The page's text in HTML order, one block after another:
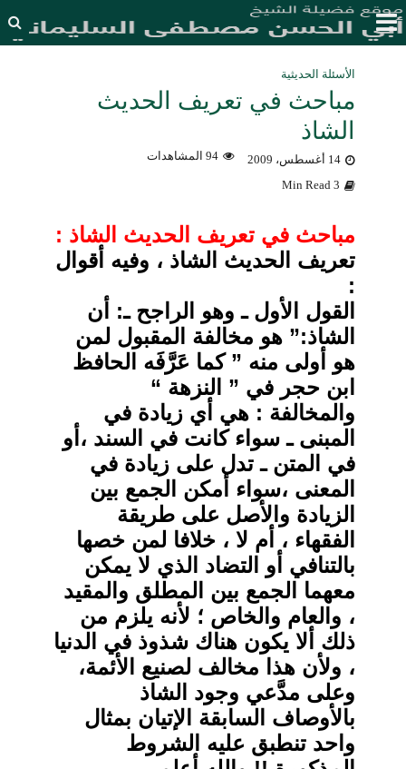
الأسئلة الحديثية
مباحث في تعريف الحديث
الشاذ
14 أغسطس، 2009 94 المشاهدات
3 Min Read
مباحث في تعريف الحديث الشاذ :
تعريف الحديث الشاذ ، وفيه أقوال
:
القول الأول ـ وهو الراجح ـ: أن
الشاذ:” هو مخالفة المقبول لمن
هو أولى منه ” كما عَرَّفَه الحافظ
ابن حجر في ” النزهة “
والمخالفة : هي أي زيادة في
المبنى ـ سواء كانت في السند ،أو
في المتن ـ تدل على زيادة في
المعنى ،سواء أمكن الجمع بين
الزيادة والأصل على طريقة
الفقهاء ، أم لا ، خلافا لمن خصها
بالتنافي أو التضاد الذي لا يمكن
معهما الجمع بين المطلق والمقيد
، والعام والخاص ؛ لأنه يلزم من
ذلك ألا يكون هناك شذوذ في الدنيا
، ولأن هذا مخالف لصنيع الأئمة،
وعلى مدَّعي وجود الشاذ
بالأوصاف السابقة الإتيان بمثال
واحد تنطبق عليه الشروط